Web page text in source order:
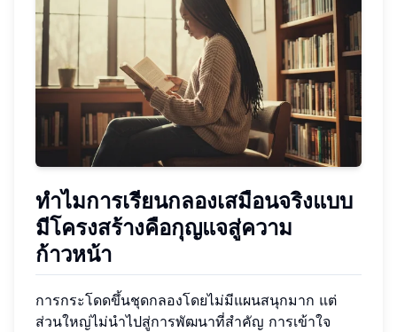
ทำไมการเรียนกลองเสมือนจริงแบบ
มีโครงสร้างคือกุญแจสู่ความ
ก้าวหน้า
การกระโดดขึ้นชุดกลองโดยไม่มีแผนสนุกมาก แต่
ส่วนใหญ่ไม่นำไปสู่การพัฒนาที่สำคัญ การเข้าใจ